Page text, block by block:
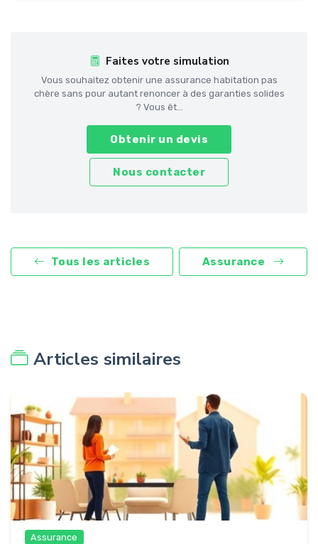
Faites votre simulation
Vous souhaitez obtenir une assurance habitation pas
chère sans pour autant renoncer à des garanties solides
? Vous êt...
Obtenir un devis
Nous contacter
Tous les articles Assurance
Articles similaires
Assurance